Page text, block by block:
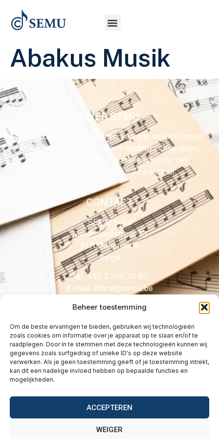
Beheer toestemming
Om de beste ervaringen te bieden, gebruiken wij technologieën
zoals cookies om informatie over je apparaat op te slaan en/of te
raadplegen. Door in te stemmen met deze technologieën kunnen wij
gegevens zoals surfgedrag of unieke ID's op deze website
verwerken. Als je geen toestemming geeft of je toestemming intrekt,
kan dit een nadelige invloed hebben op bepaalde functies en
mogelijkheden.
ACCEPTEREN
WEIGER
Abakus Musik
OVER SEMU
SEMU behartigt de rechten van wie muziek maakt
en uitgeeft. We zorgen voor duidelijke afspraken,
eerlijke vergoedingen en respect voor het
creatieve werk achter elke partituur.
CONTACT
SEMU cvba
Molenhoekstraat 33
9170 Meerdonk
België
Tel. +32 3 296 33 67
E-mail:
eb.umes
@eciffo
HANDIG
Licenties
Tarieven
Wetgeving
Vragen
Contact